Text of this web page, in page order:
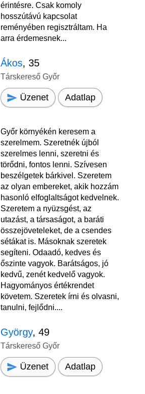
érintésre. Csak komoly
hosszútávú kapcsolat
reményében regisztráltam. Ha
arra érdemesnek...
Ákos, 35
Társkereső Győr
Üzenet Adatlap
Győr környékén keresem a
szerelmem. Szeretnék újból
szerelmes lenni, szeretni és
törődni, fontos lenni. Szívesen
beszélgetek bárkivel. Szeretem
az olyan embereket, akik hozzám
hasonló elfoglaltságot kedvelnek.
Szeretem a nyüzsgést, az
utazást, a társaságot, a baráti
összejöveteleket, de a csendes
sétákat is. Másoknak szeretek
segíteni. Odaadó, kedves és
őszinte vagyok. Barátságos, jó
kedvű, zenét kedvelő vagyok.
Hagyományos értékrendet
követem. Szeretek írni és olvasni,
tanulni, fejlődni....
György, 49
Társkereső Győr
Üzenet Adatlap